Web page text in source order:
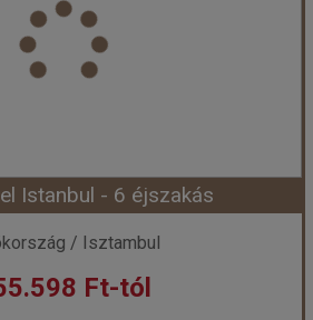
Város: Isztambul
módja:
Repülővel
Ellátás:
Reggeli
Hotel ****
2026-08-11 | 7 éj
355.078 Ft-tól
Istanbul - 6 éjszakás
/ Isztambul
Ft-tól